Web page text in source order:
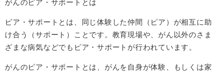
がんのピア・サポートとは
ピア・サポートとは、同じ体験した仲間（ピア）が相互に助
け合う（サポート）ことです。教育現場や、がん以外のさま
ざまな病気などでもピア・サポートが行われています。
がんのピア・サポートとは、がんを自身が体験、もしくは家